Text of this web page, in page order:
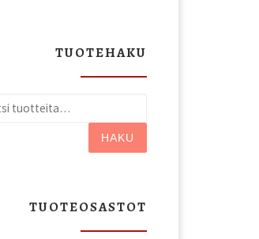
TUOTEHAKU
HAKU
TUOTEOSASTOT